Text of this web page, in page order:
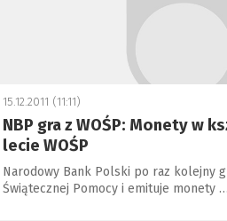
15.12.2011 (11:11)
NBP gra z WOŚP: Monety w
lecie WOŚP
Narodowy Bank Polski po raz kolejny
Świątecznej Pomocy i emituje monety …